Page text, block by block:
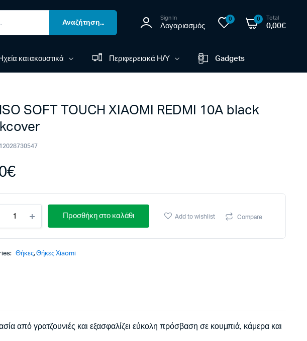
Αναζήτηση...
Sign In
Λογαριασμός
0 0 Total
0,00€
και ακουστικά Περιφερειακά Η/Υ Gadgets
SOFT TOUCH XIAOMI REDMI 10A black
€
SOFT
TOUCH
XIAOMI
10A
Προσθήκη στο καλάθι Add to wishlist Compare
Θήκες,Θήκες Xiaomi
γρατζουνιές και εξασφαλίζει εύκολη πρόσβαση σε κουμπιά, κάμερα και